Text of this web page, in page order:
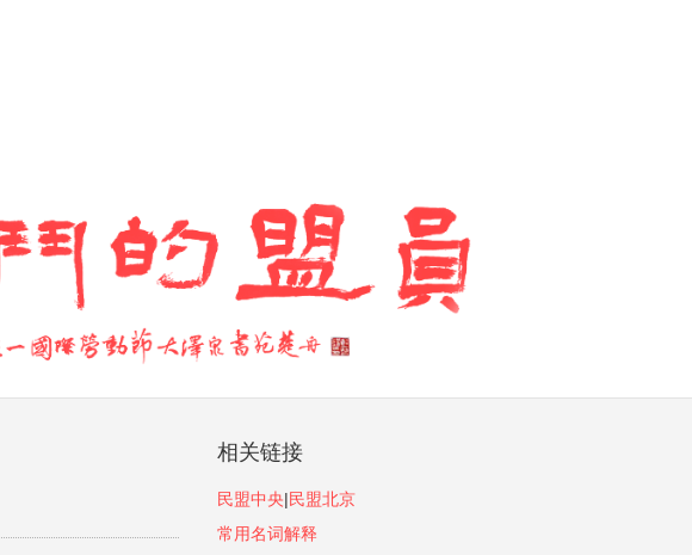
相关链接
民盟中央|民盟北京
常用名词解释